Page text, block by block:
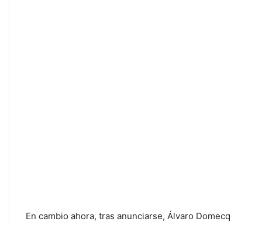
En cambio ahora, tras anunciarse, Álvaro Domecq